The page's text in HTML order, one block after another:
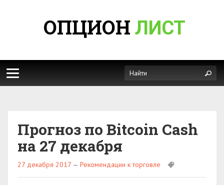
ОПЦИОН ЛИСТ
Прогноз по Bitcoin Cash
на 27 декабря
27 декабря 2017 — Рекомендации к торговле